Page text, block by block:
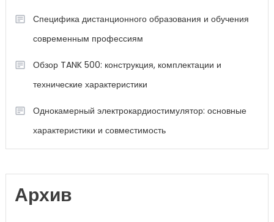
Специфика дистанционного образования и обучения
современным профессиям
Обзор TANK 500: конструкция, комплектации и
технические характеристики
Однокамерный электрокардиостимулятор: основные
характеристики и совместимость
Архив